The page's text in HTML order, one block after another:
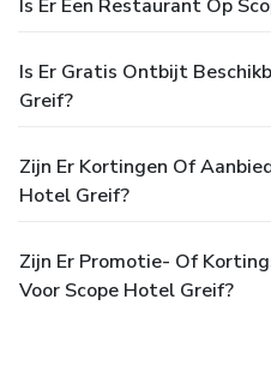
Is Er Een Restaurant Op
Is Er Gratis Ontbijt
Greif?
Zijn Er Kortingen Of
Hotel Greif?
Zijn Er Promotie- Of
Voor Scope Hotel Greif?